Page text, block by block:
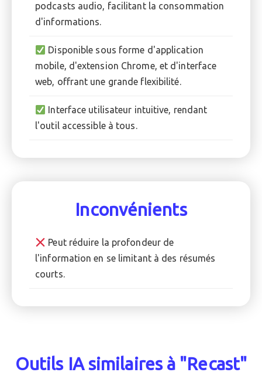
podcasts audio, facilitant la consommation
d'informations.
Disponible sous forme d'application
mobile, d'extension Chrome, et d'interface
web, offrant une grande flexibilité.
Interface utilisateur intuitive, rendant
l'outil accessible à tous.
Inconvénients
Peut réduire la profondeur de
l'information en se limitant à des résumés
courts.
Outils IA similaires à "Recast"